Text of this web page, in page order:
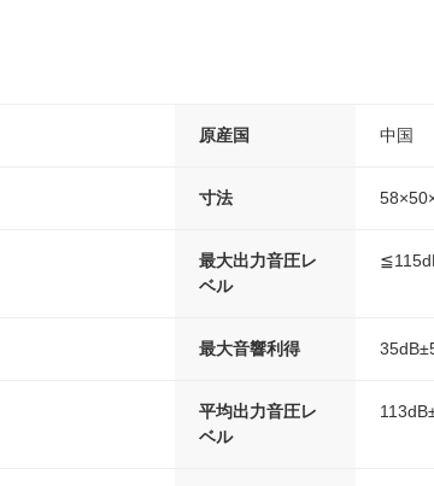
原産国 中国
寸法
最大出力音圧レ
ベル
最大音響利得
平均出力音圧レ
ベル